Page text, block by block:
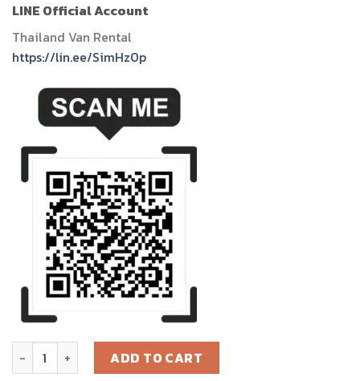
LINE Official Account
Thailand Van Rental
https://lin.ee/SimHz0p
เช่ารถตู้พร้อมคนขับหาดใหญ่สงขลา quantity
ADD TO CART